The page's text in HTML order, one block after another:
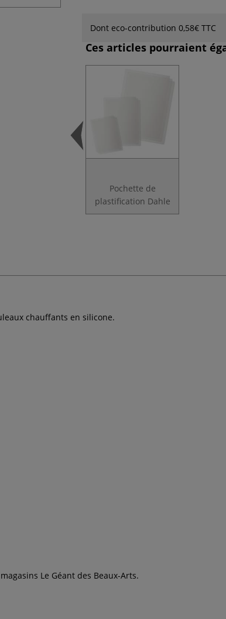
Dont eco-contribution 0,58€ TTC
Ces articles pourraient
Pochette de
plastification Dahle
chauffants en silicone.
Le Géant des Beaux-Arts.